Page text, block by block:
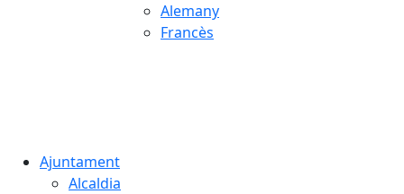
Alemany
Francès
Ajuntament
Alcaldia